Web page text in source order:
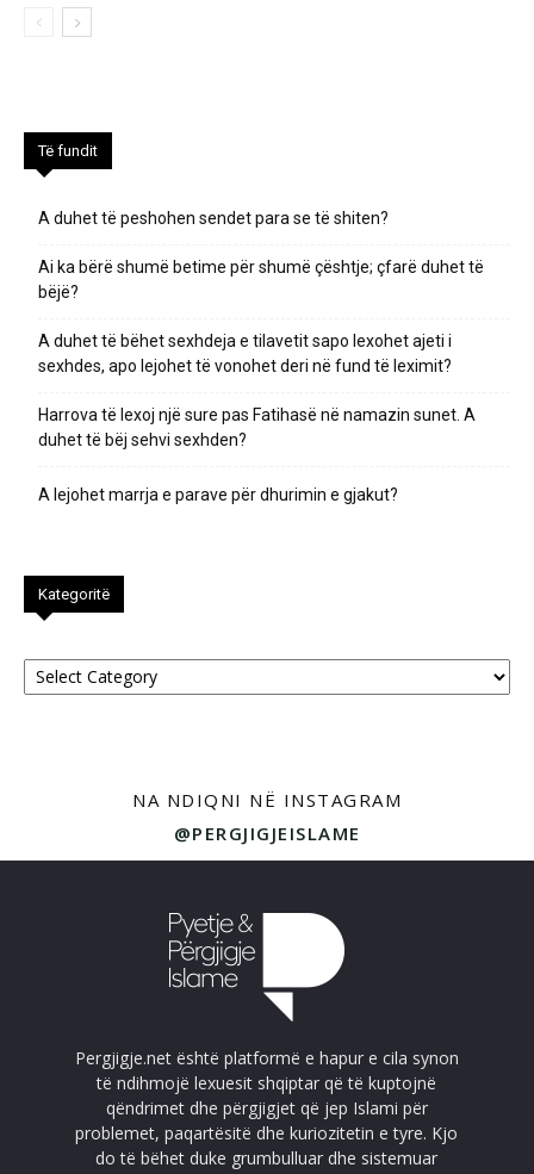
Të fundit
A duhet të peshohen sendet para se të shiten?
Ai ka bërë shumë betime për shumë çështje; çfarë duhet të
bëjë?
A duhet të bëhet sexhdeja e tilavetit sapo lexohet ajeti i
sexhdes, apo lejohet të vonohet deri në fund të leximit?
Harrova të lexoj një sure pas Fatihasë në namazin sunet. A
duhet të bëj sehvi sexhden?
A lejohet marrja e parave për dhurimin e gjakut?
Kategoritë
Kategoritë
NA NDIQNI NË INSTAGRAM
@PERGJIGJEISLAME
Pergjigje.net është platformë e hapur e cila synon
të ndihmojë lexuesit shqiptar që të kuptojnë
qëndrimet dhe përgjigjet që jep Islami për
problemet, paqartësitë dhe kuriozitetin e tyre. Kjo
do të bëhet duke grumbulluar dhe sistemuar